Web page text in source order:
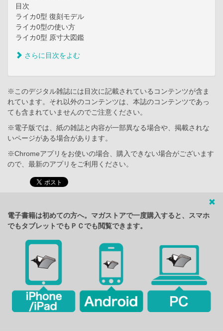
目次
ライカ0型 復刻モデル
ライカ0型の使い方
ライカ0型 原寸大図鑑
さらに目次をよむ
※このデジタル雑誌には目次に記載されているコンテンツが含ま
れています。それ以外のコンテンツは、本誌のコンテンツであっ
ても含まれていませんのでご注意ください。
※電子版では、紙の雑誌と内容が一部異なる場合や、掲載されな
いページがある場合があります。
※Chromeアプリをお使いの場合、購入できない場合がございます
ので、最新のアプリをご利用ください。
電子書籍は初めての方へ。マガストアで一度購入すると、スマホ
でもタブレットでもＰＣでも閲覧できます。